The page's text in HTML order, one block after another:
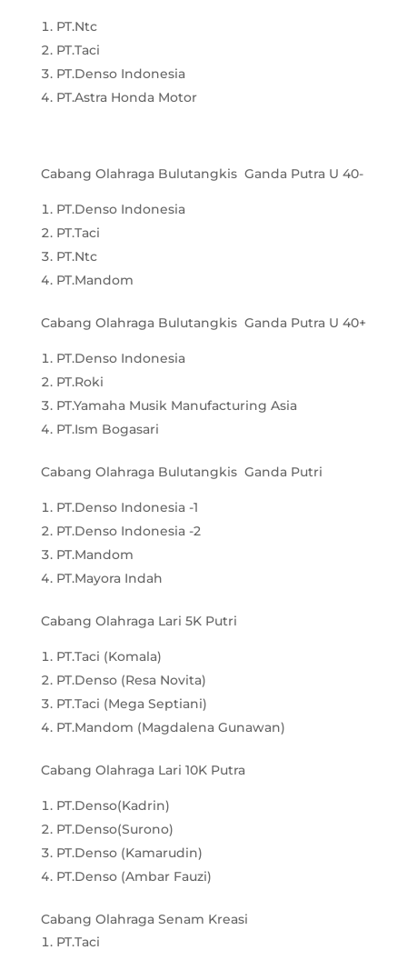
PT.Ntc
PT.Taci
PT.Denso Indonesia
PT.Astra Honda Motor
Cabang Olahraga Bulutangkis Ganda Putra U 40-
PT.Denso Indonesia
PT.Taci
PT.Ntc
PT.Mandom
Cabang Olahraga Bulutangkis Ganda Putra U 40+
PT.Denso Indonesia
PT.Roki
PT.Yamaha Musik Manufacturing Asia
PT.Ism Bogasari
Cabang Olahraga Bulutangkis Ganda Putri
PT.Denso Indonesia -1
PT.Denso Indonesia -2
PT.Mandom
PT.Mayora Indah
Cabang Olahraga Lari 5K Putri
PT.Taci (Komala)
PT.Denso (Resa Novita)
PT.Taci (Mega Septiani)
PT.Mandom (Magdalena Gunawan)
Cabang Olahraga Lari 10K Putra
PT.Denso(Kadrin)
PT.Denso(Surono)
PT.Denso (Kamarudin)
PT.Denso (Ambar Fauzi)
Cabang Olahraga Senam Kreasi
PT.Taci